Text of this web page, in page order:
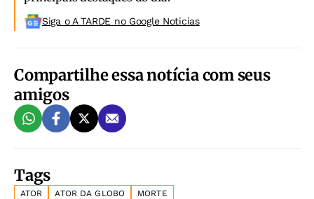
Siga o A TARDE no Google Noticias
Compartilhe essa notícia com seus
amigos
Tags
ATOR ATOR DA GLOBO MORTE